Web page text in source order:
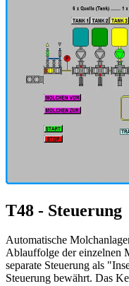
T48 - Steuerung
Automatische
Ablauffolge der einzelnen
separate Steuerung als
Steuerung bewährt. Das